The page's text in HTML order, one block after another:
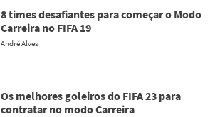
8 times desafiantes para começar o Modo
Carreira no FIFA 19
André Alves
Os melhores goleiros do FIFA 23 para
contratar no modo Carreira